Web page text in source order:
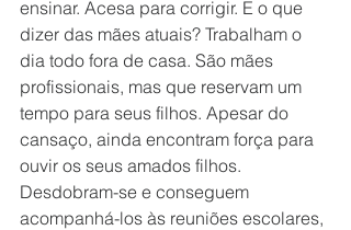
ensinar. Acesa para corrigir. E o que
dizer das mães atuais? Trabalham o
dia todo fora de casa. São mães
profissionais, mas que reservam um
tempo para seus filhos. Apesar do
cansaço, ainda encontram força para
ouvir os seus amados filhos.
Desdobram-se e conseguem
acompanhá-los às reuniões escolares,